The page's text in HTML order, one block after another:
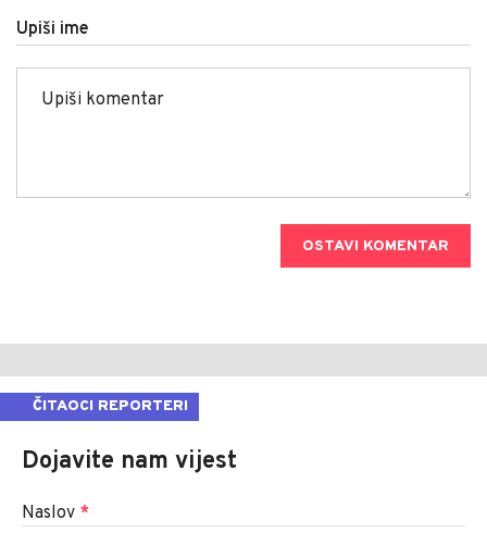
Upiši ime
OSTAVI KOMENTAR
ČITAOCI REPORTERI
Dojavite nam vijest
Naslov *